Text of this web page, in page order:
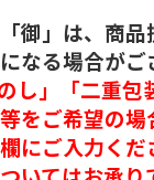
御」は、商品
なる場合がご
し」「二重
をご希望の場
にご入力くだ